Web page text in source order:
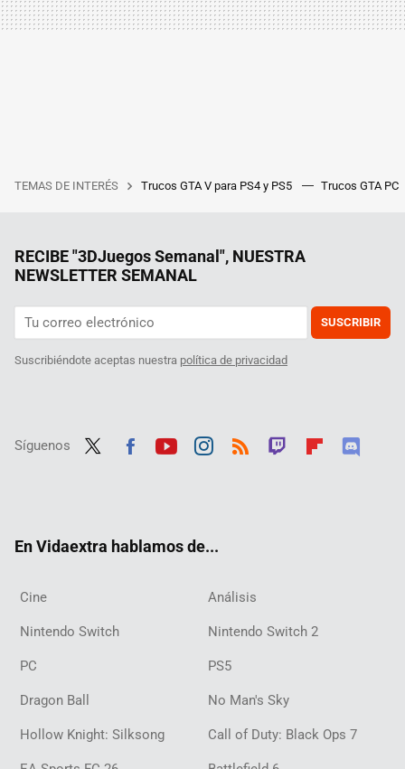
TEMAS DE INTERÉS Trucos GTA V para PS4 y PS5 Trucos GTA PC
RECIBE "3DJuegos Semanal", NUESTRA
NEWSLETTER SEMANAL
SUSCRIBIR
Suscribiéndote aceptas nuestra política de privacidad
Síguenos
En Vidaextra hablamos de...
Cine Análisis
Nintendo Switch Nintendo Switch 2
PC PS5
Dragon Ball No Man's Sky
Hollow Knight: Silksong Call of Duty: Black Ops 7